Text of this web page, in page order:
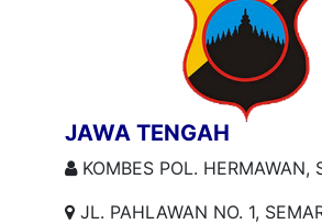
JAWA TENGAH
KOMBES POL. HERMAWAN,
JL. PAHLAWAN NO. 1,